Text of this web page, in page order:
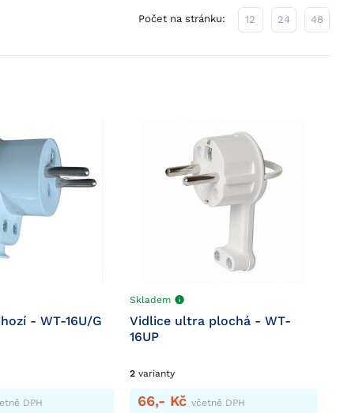
Počet na stránku: 12 24 48
- WT-16U/G
DPH
Skladem
Vidlice ultra plochá - WT-
16UP
2 varianty
66,- Kčvčetně DPH